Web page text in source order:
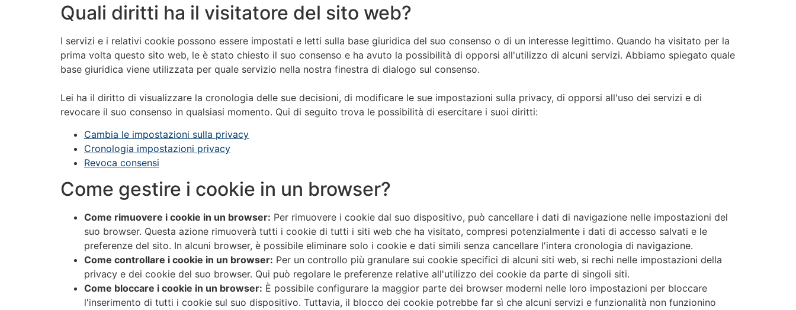
Quali diritti ha il visitatore del sito web?
I servizi e i relativi cookie possono essere impostati e letti sulla base giuridica del suo consenso o di un interesse legittimo. Quando ha visitato per la
prima volta questo sito web, le è stato chiesto il suo consenso e ha avuto la possibilità di opporsi all'utilizzo di alcuni servizi. Abbiamo spiegato quale
base giuridica viene utilizzata per quale servizio nella nostra finestra di dialogo sul consenso.
Lei ha il diritto di visualizzare la cronologia delle sue decisioni, di modificare le sue impostazioni sulla privacy, di opporsi all'uso dei servizi e di
revocare il suo consenso in qualsiasi momento. Qui di seguito trova le possibilità di esercitare i suoi diritti:
Cambia le impostazioni sulla privacy
Cronologia impostazioni privacy
Revoca consensi
Come gestire i cookie in un browser?
Come rimuovere i cookie in un browser: Per rimuovere i cookie dal suo dispositivo, può cancellare i dati di navigazione nelle impostazioni del
suo browser. Questa azione rimuoverà tutti i cookie di tutti i siti web che ha visitato, compresi potenzialmente i dati di accesso salvati e le
preferenze del sito. In alcuni browser, è possibile eliminare solo i cookie e dati simili senza cancellare l'intera cronologia di navigazione.
Come controllare i cookie in un browser: Per un controllo più granulare sui cookie specifici di alcuni siti web, si rechi nelle impostazioni della
privacy e dei cookie del suo browser. Qui può regolare le preferenze relative all'utilizzo dei cookie da parte di singoli siti.
Come bloccare i cookie in un browser: È possibile configurare la maggior parte dei browser moderni nelle loro impostazioni per bloccare
l'inserimento di tutti i cookie sul suo dispositivo. Tuttavia, il blocco dei cookie potrebbe far sì che alcuni servizi e funzionalità non funzionino